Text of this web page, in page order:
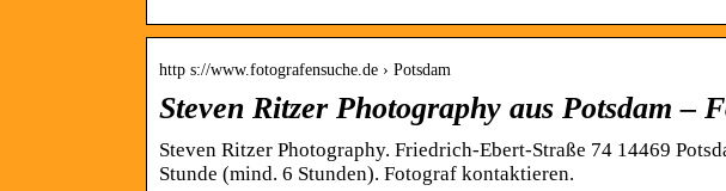
http s://www.fotografensuche.de › Potsdam
Steven Ritzer Photography aus Potsdam –
Steven Ritzer Photography. Friedrich-Ebert-Straße 74 14469
Stunde (mind. 6 Stunden). Fotograf kontaktieren.